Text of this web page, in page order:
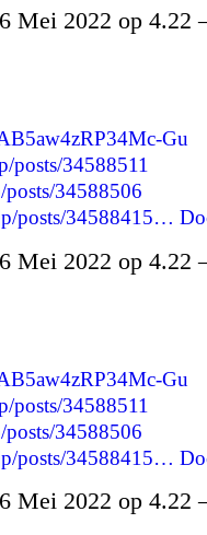
Mei 2022 op 4.22
Gu
posts/34588511
34588506
posts/34588415…
Mei 2022 op 4.22
Gu
posts/34588511
34588506
posts/34588415…
Mei 2022 op 4.22